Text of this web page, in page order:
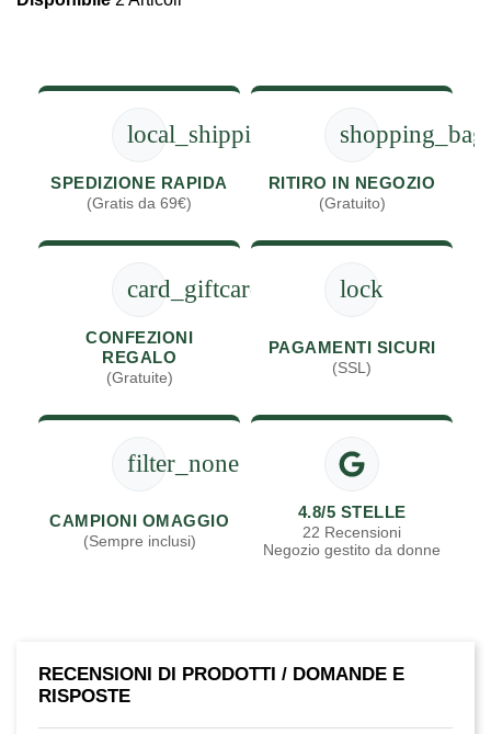
local_shipping
SPEDIZIONE RAPIDA
(Gratis da 69€)
shopping_bag
RITIRO IN NEGOZIO
(Gratuito)
card_giftcard
CONFEZIONI
REGALO
(Gratuite)
lock
PAGAMENTI SICURI
(SSL)
filter_none
CAMPIONI OMAGGIO
(Sempre inclusi)
4.8/5 STELLE
22 Recensioni
Negozio gestito da donne
RECENSIONI DI PRODOTTI / DOMANDE E
RISPOSTE